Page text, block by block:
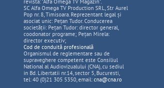
revista: "Alfa Omega TV Magazin".
SC Alfa Omega TV Production SRL, Str Aurel
Pop nr. 8, Timisoara. Reprezentant legal și
asociat unic: Pețan Tudor. Conducerea
societății: Pețan Tudor: director general,
coodonator programe; Pețan Mirela:
director executiv;
Cod de conduită profesională
Organismul de reglementare sau de
supraveghere competent este Consiliul
National al Audiovizualului (CNA), cu sediul
in Bd. Libertatii nr.14, sector 5, Bucuresti,
tel: 40 (0)21 305 5350, email: cna@cna.ro